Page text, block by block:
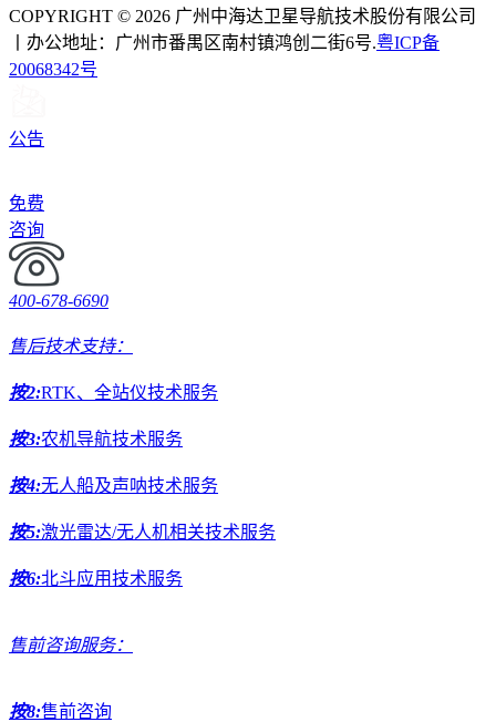
COPYRIGHT © 2026 广州中海达卫星导航技术股份有限公司
丨办公地址：广州市番禺区南村镇鸿创二街6号.粤ICP备
20068342号
公告
免费
咨询
400-678-6690
售后技术支持：
按2:RTK、全站仪技术服务
按3:农机导航技术服务
按4:无人船及声呐技术服务
按5:激光雷达/无人机相关技术服务
按6:北斗应用技术服务
售前咨询服务：
按8:售前咨询